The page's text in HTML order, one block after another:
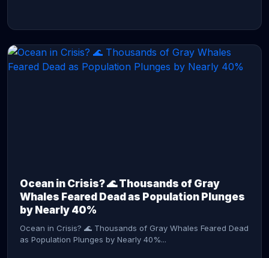
Ocean in Crisis? 🌊 Thousands of Gray
Whales Feared Dead as Population Plunges
by Nearly 40%
Ocean in Crisis? 🌊 Thousands of Gray Whales Feared Dead
as Population Plunges by Nearly 40%...